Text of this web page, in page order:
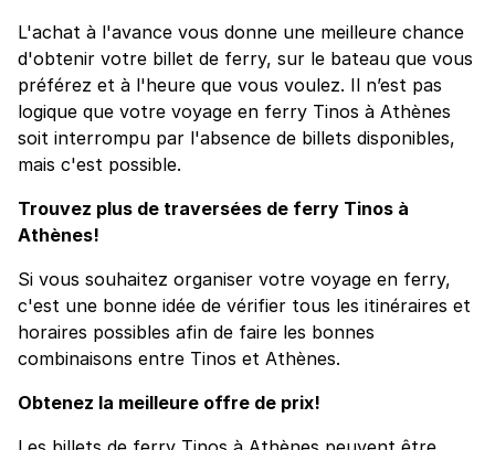
L'achat à l'avance vous donne une meilleure chance
d'obtenir votre billet de ferry, sur le bateau que vous
préférez et à l'heure que vous voulez. Il n’est pas
logique que votre voyage en ferry Tinos à Athènes
soit interrompu par l'absence de billets disponibles,
mais c'est possible.
Trouvez plus de traversées de ferry Tinos à
Athènes!
Si vous souhaitez organiser votre voyage en ferry,
c'est une bonne idée de vérifier tous les itinéraires et
horaires possibles afin de faire les bonnes
combinaisons entre Tinos et Athènes.
Obtenez la meilleure offre de prix!